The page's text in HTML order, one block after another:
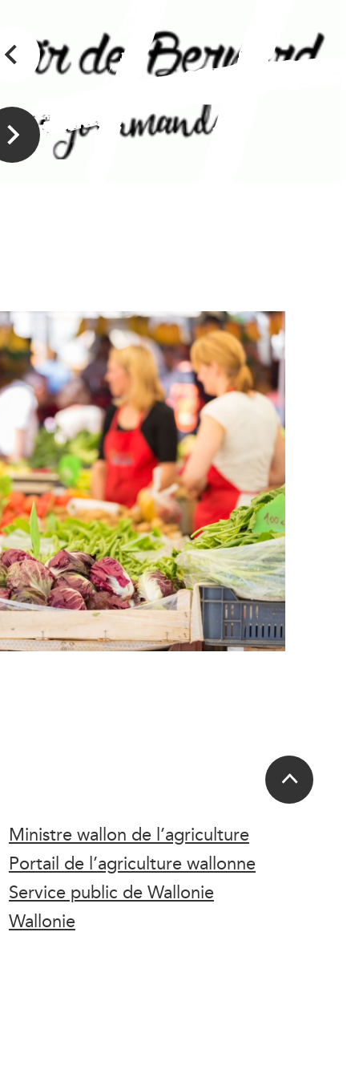
Ministre wallon de l’agriculture
Portail de l’agriculture wallonne
Service public de Wallonie
Wallonie